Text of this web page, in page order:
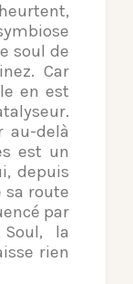
soul de
Car
en est
au-delà
est un
depuis
sa route
par
la
rien